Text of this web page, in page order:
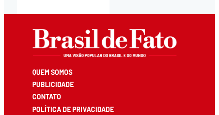
QUEM SOMOS
PUBLICIDADE
CONTATO
POLÍTICA DE PRIVACIDADE